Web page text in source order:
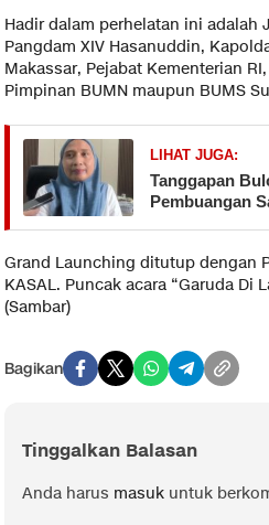
Hadir dalam perhelatan ini adalah
Pangdam XIV Hasanuddin,
Makassar, Pejabat Kementerian
Pimpinan BUMN maupun BUMS
LIHAT JUGA:
Tanggapan
Pembuangan
Grand Launching ditutup dengan
KASAL. Puncak acara “Garuda Di
(Sambar)
Bagikan
Tinggalkan Balasan
Anda harus masuk untuk